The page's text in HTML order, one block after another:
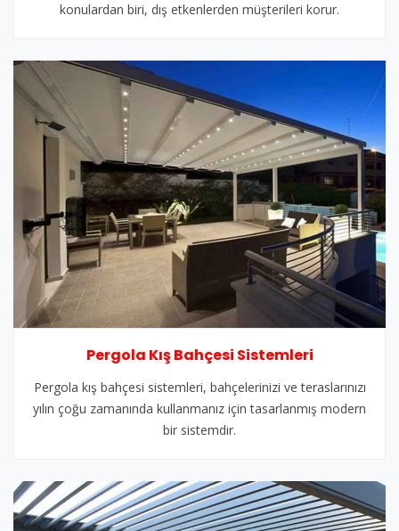
konulardan biri, dış etkenlerden müşterileri korur.
Pergola Kış Bahçesi Sistemleri
Pergola kış bahçesi sistemleri, bahçelerinizi ve teraslarınızı
yılın çoğu zamanında kullanmanız için tasarlanmış modern
bir sistemdir.